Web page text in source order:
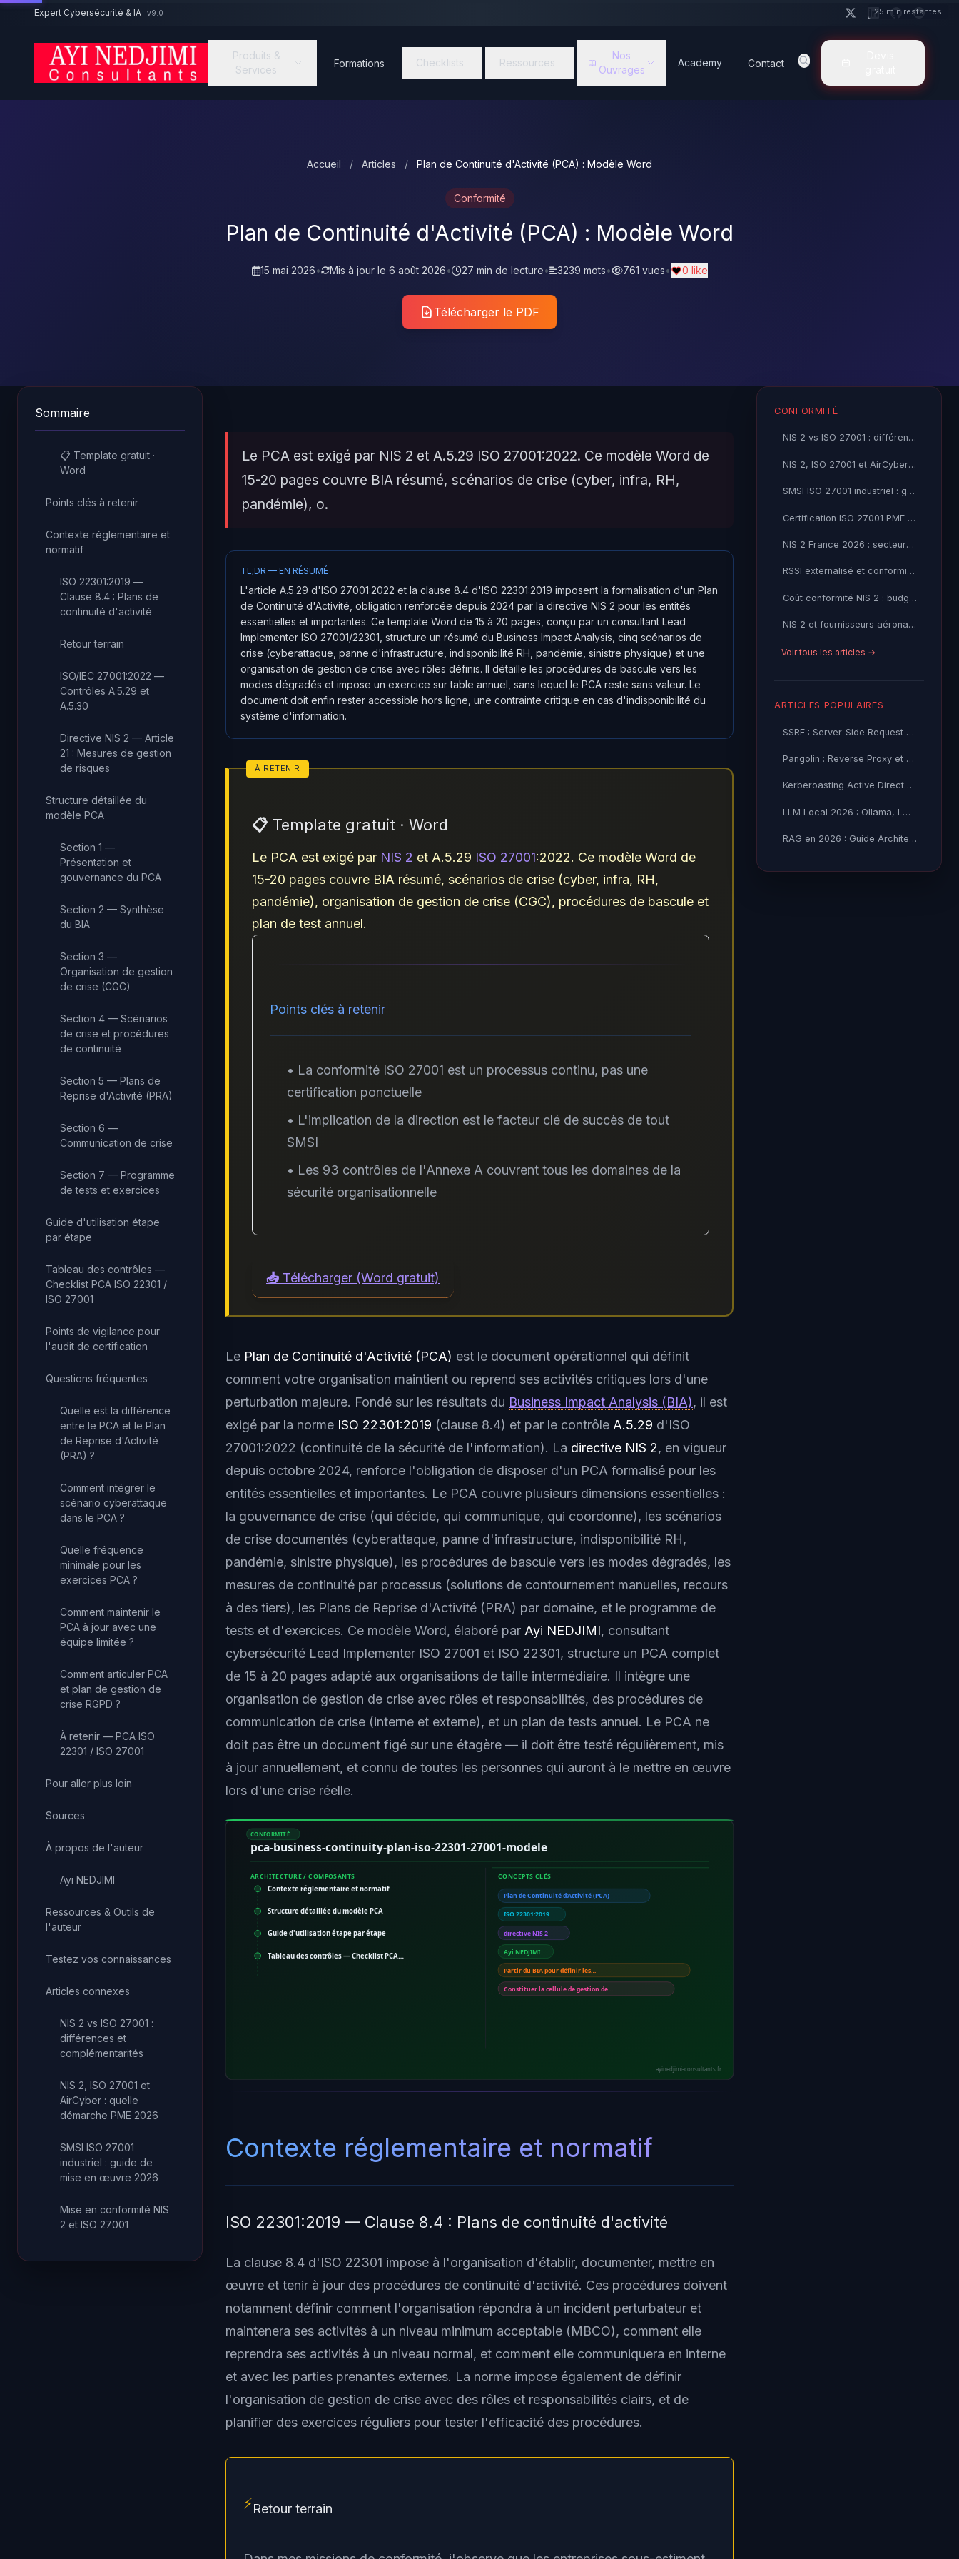
Aller au contenu principal
Expert Cybersécurité & IA v9.0
Produits &
Services
Formations Checklists Ressources
Nos
Ouvrages
Academy Contact
Accueil / Articles / Plan de Continuité d'Activité (PCA) : Modèle Word
Conformité
Plan de Continuité d'Activité (PCA) : Modèle Word
15 mai 2026• Mis à jour le 6 août 2026• 27 min de lecture• 3239 mots• 761 vues• 0 like
Télécharger le PDF
Sommaire
📋 Template gratuit ·
Word
Points clés à retenir
Contexte réglementaire et
normatif
ISO 22301:2019 —
Clause 8.4 : Plans de
continuité d'activité
Retour terrain
ISO/IEC 27001:2022 —
Contrôles A.5.29 et
A.5.30
Directive NIS 2 — Article
21 : Mesures de gestion
de risques
Structure détaillée du
modèle PCA
Section 1 —
Présentation et
gouvernance du PCA
Section 2 — Synthèse
du BIA
Section 3 —
Organisation de gestion
de crise (CGC)
Section 4 — Scénarios
de crise et procédures
de continuité
Section 5 — Plans de
Reprise d'Activité (PRA)
Section 6 —
Communication de crise
Section 7 — Programme
de tests et exercices
Guide d'utilisation étape
par étape
Tableau des contrôles —
Checklist PCA ISO 22301 /
ISO 27001
Points de vigilance pour
l'audit de certification
Questions fréquentes
Quelle est la différence
entre le PCA et le Plan
de Reprise d'Activité
(PRA) ?
Comment intégrer le
scénario cyberattaque
dans le PCA ?
Quelle fréquence
minimale pour les
exercices PCA ?
Comment maintenir le
PCA à jour avec une
équipe limitée ?
Comment articuler PCA
et plan de gestion de
crise RGPD ?
À retenir — PCA ISO
22301 / ISO 27001
Pour aller plus loin
Sources
À propos de l'auteur
Ayi NEDJIMI
Ressources & Outils de
l'auteur
Testez vos connaissances
Articles connexes
NIS 2 vs ISO 27001 :
différences et
complémentarités
NIS 2, ISO 27001 et
AirCyber : quelle
démarche PME 2026
SMSI ISO 27001
industriel : guide de
mise en œuvre 2026
Mise en conformité NIS
2 et ISO 27001
Le PCA est exigé par NIS 2 et A.5.29 ISO 27001:2022. Ce modèle Word de
15-20 pages couvre BIA résumé, scénarios de crise (cyber, infra, RH,
pandémie), o.
TL;DR — EN RÉSUMÉ
L'article A.5.29 d'ISO 27001:2022 et la clause 8.4 d'ISO 22301:2019 imposent la formalisation d'un Plan
de Continuité d'Activité, obligation renforcée depuis 2024 par la directive NIS 2 pour les entités
essentielles et importantes. Ce template Word de 15 à 20 pages, conçu par un consultant Lead
Implementer ISO 27001/22301, structure un résumé du Business Impact Analysis, cinq scénarios de
crise (cyberattaque, panne d'infrastructure, indisponibilité RH, pandémie, sinistre physique) et une
organisation de gestion de crise avec rôles définis. Il détaille les procédures de bascule vers les
modes dégradés et impose un exercice sur table annuel, sans lequel le PCA reste sans valeur. Le
document doit enfin rester accessible hors ligne, une contrainte critique en cas d'indisponibilité du
système d'information.
📋 Template gratuit · Word
Le PCA est exigé par NIS 2 et A.5.29 ISO 27001:2022. Ce modèle Word de
15-20 pages couvre BIA résumé, scénarios de crise (cyber, infra, RH,
pandémie), organisation de gestion de crise (CGC), procédures de bascule et
plan de test annuel.
Points clés à retenir
• La conformité ISO 27001 est un processus continu, pas une
certification ponctuelle
• L'implication de la direction est le facteur clé de succès de tout
SMSI
• Les 93 contrôles de l'Annexe A couvrent tous les domaines de la
sécurité organisationnelle
📥 Télécharger (Word gratuit)
Le Plan de Continuité d'Activité (PCA) est le document opérationnel qui définit
comment votre organisation maintient ou reprend ses activités critiques lors d'une
perturbation majeure. Fondé sur les résultats du Business Impact Analysis (BIA), il est
exigé par la norme ISO 22301:2019 (clause 8.4) et par le contrôle A.5.29 d'ISO
27001:2022 (continuité de la sécurité de l'information). La directive NIS 2, en vigueur
depuis octobre 2024, renforce l'obligation de disposer d'un PCA formalisé pour les
entités essentielles et importantes. Le PCA couvre plusieurs dimensions essentielles :
la gouvernance de crise (qui décide, qui communique, qui coordonne), les scénarios
de crise documentés (cyberattaque, panne d'infrastructure, indisponibilité RH,
pandémie, sinistre physique), les procédures de bascule vers les modes dégradés, les
mesures de continuité par processus (solutions de contournement manuelles, recours
à des tiers), les Plans de Reprise d'Activité (PRA) par domaine, et le programme de
tests et d'exercices. Ce modèle Word, élaboré par Ayi NEDJIMI, consultant
cybersécurité Lead Implementer ISO 27001 et ISO 22301, structure un PCA complet
de 15 à 20 pages adapté aux organisations de taille intermédiaire. Il intègre une
organisation de gestion de crise avec rôles et responsabilités, des procédures de
communication de crise (interne et externe), et un plan de tests annuel. Le PCA ne
doit pas être un document figé sur une étagère — il doit être testé régulièrement, mis
à jour annuellement, et connu de toutes les personnes qui auront à le mettre en œuvre
lors d'une crise réelle.
CONFORMITÉ
pca-business-continuity-plan-iso-22301-27001-modele
ARCHITECTURE / COMPOSANTS
Contexte réglementaire et normatif
Structure détaillée du modèle PCA
Guide d'utilisation étape par étape
Tableau des contrôles — Checklist PCA…
CONCEPTS CLÉS
Plan de Continuité d'Activité (PCA)
ISO 22301:2019
directive NIS 2
Ayi NEDJIMI
Partir du BIA pour définir les…
Constituer la cellule de gestion de…
ayinedjimi-consultants.fr
Contexte réglementaire et normatif
ISO 22301:2019 — Clause 8.4 : Plans de continuité d'activité
La clause 8.4 d'ISO 22301 impose à l'organisation d'établir, documenter, mettre en
œuvre et tenir à jour des procédures de continuité d'activité. Ces procédures doivent
notamment définir comment l'organisation répondra à un incident perturbateur et
maintenera ses activités à un niveau minimum acceptable (MBCO), comment elle
reprendra ses activités à un niveau normal, et comment elle communiquera en interne
et avec les parties prenantes externes. La norme impose également de définir
l'organisation de gestion de crise avec des rôles et responsabilités clairs, et de
planifier des exercices réguliers pour tester l'efficacité des procédures.
⚡Retour terrain
CONFORMITÉ
NIS 2 vs ISO 27001 : différences et complémentarités
NIS 2, ISO 27001 et AirCyber : quelle démarche PME 2026
SMSI ISO 27001 industriel : guide de mise en œuvre 2026
Certification ISO 27001 PME : coût, durée et ROI 2026
NIS 2 France 2026 : secteurs et entreprises concernés
RSSI externalisé et conformité NIS 2 : l'accompagnement clé en main
Coût conformité NIS 2 : budget réaliste pour une PME 2026
NIS 2 et fournisseurs aéronautiques : obligations 2026
Voir tous les articles →
ARTICLES POPULAIRES
SSRF : Server-Side Request Forgery — Exploitation Avancée
Pangolin : Reverse Proxy et Tunnel Self-Hosted — Guide
Kerberoasting Active Directory : Attaque et Défense 2026
LLM Local 2026 : Ollama, LM Studio ou vLLM — Quel Outil selon
RAG en 2026 : Guide Architecture, Vectorisation & Chunking
25 min restantes